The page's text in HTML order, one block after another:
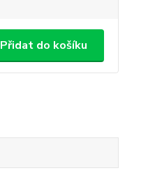
Přidat do košíku